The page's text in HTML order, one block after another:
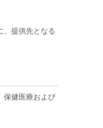
、提供先となる
保健医療および